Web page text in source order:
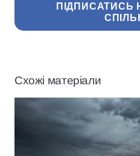
ПІДПИСАТИСЬ
Схожі матеріали